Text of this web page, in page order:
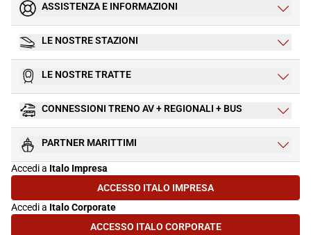
ASSISTENZA E INFORMAZIONI
LE NOSTRE STAZIONI
LE NOSTRE TRATTE
CONNESSIONI TRENO AV + REGIONALI + BUS
PARTNER MARITTIMI
Accedi a Italo Impresa
ACCESSO ITALO IMPRESA(SI APRE IN UNA NUOVA SCHEDA)
Accedi a Italo Corporate
ACCESSO ITALO CORPORATE(SI APRE IN UNA NUOVA SCHEDA)